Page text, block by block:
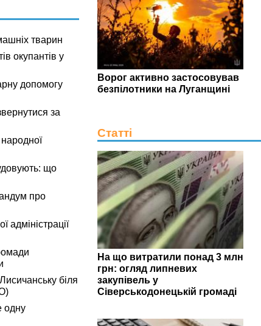
Ворог активно застосовував
безпілотники на Луганщині
тварин
окупантів у
допомогу
за
що
про
адміністрації
біля
одну
Статті
На що витратили понад 3 млн
грн: огляд липневих
закупівель у
Сіверськодонецькій громаді